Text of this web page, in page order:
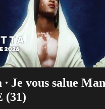
Je vous salue
(31)